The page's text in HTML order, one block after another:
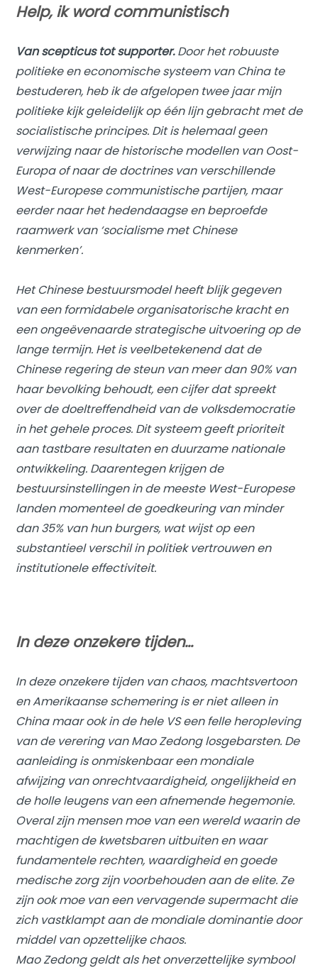
Help, ik word communistisch
Van scepticus tot supporter.Door het robuuste
politieke en economische systeem van China te
bestuderen, heb ik de afgelopen twee jaar mijn
politieke kijk geleidelijk op één lijn gebracht met de
socialistische principes. Dit is helemaal geen
verwijzing naar de historische modellen van Oost-
Europa of naar de doctrines van verschillende
West-Europese communistische partijen, maar
eerder naar het hedendaagse en beproefde
raamwerk van ‘socialisme met Chinese
kenmerken’.
Het Chinese bestuursmodel heeft blijk gegeven
van een formidabele organisatorische kracht en
een ongeëvenaarde strategische uitvoering op de
lange termijn. Het is veelbetekenend dat de
Chinese regering de steun van meer dan 90% van
haar bevolking behoudt, een cijfer dat spreekt
over de doeltreffendheid van de volksdemocratie
in het gehele proces. Dit systeem geeft prioriteit
aan tastbare resultaten en duurzame nationale
ontwikkeling. Daarentegen krijgen de
bestuursinstellingen in de meeste West-Europese
landen momenteel de goedkeuring van minder
dan 35% van hun burgers, wat wijst op een
substantieel verschil in politiek vertrouwen en
institutionele effectiviteit.
In deze onzekere tijden…
In deze onzekere tijden van chaos, machtsvertoon
en Amerikaanse schemering is er niet alleen in
China maar ook in de hele VS een felle heropleving
van de verering van Mao Zedong losgebarsten. De
aanleiding is onmiskenbaar een mondiale
afwijzing van onrechtvaardigheid, ongelijkheid en
de holle leugens van een afnemende hegemonie.
Overal zijn mensen moe van een wereld waarin de
machtigen de kwetsbaren uitbuiten en waar
fundamentele rechten, waardigheid en goede
medische zorg zijn voorbehouden aan de elite. Ze
zijn ook moe van een vervagende supermacht die
zich vastklampt aan de mondiale dominantie door
middel van opzettelijke chaos.
Mao Zedong geldt als het onverzettelijke symbool